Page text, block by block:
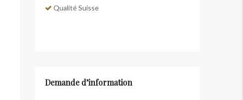
Qualité Suisse
Demande d’information